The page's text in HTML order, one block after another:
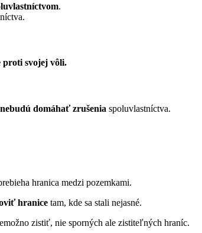
.
proti svojej vôli.
domáhať zrušenia spoluvlastníctva.
hranica medzi pozemkami.
hranice tam, kde sa stali nejasné.
zistiť, nie sporných ale zistiteľných hraníc.